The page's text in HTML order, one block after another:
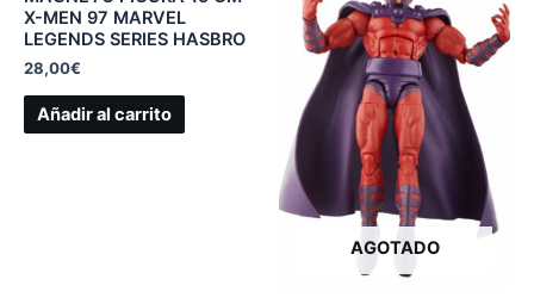
X-MEN 97 MARVEL
LEGENDS SERIES HASBRO
28,00€
Añadir al carrito
AGOTADO